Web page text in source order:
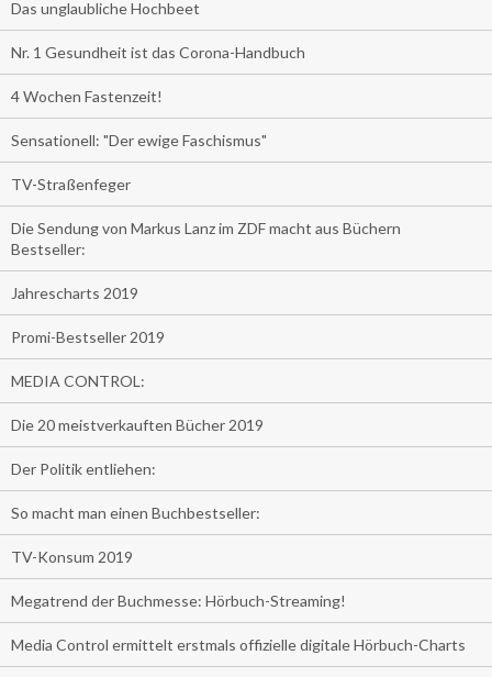
Das unglaubliche Hochbeet
Nr. 1 Gesundheit ist das Corona-Handbuch
4 Wochen Fastenzeit!
Sensationell: "Der ewige Faschismus"
TV-Straßenfeger
Die Sendung von Markus Lanz im ZDF macht aus Büchern
Bestseller:
Jahrescharts 2019
Promi-Bestseller 2019
MEDIA CONTROL:
Die 20 meistverkauften Bücher 2019
Der Politik entliehen:
So macht man einen Buchbestseller:
TV-Konsum 2019
Megatrend der Buchmesse: Hörbuch-Streaming!
Media Control ermittelt erstmals offizielle digitale Hörbuch-Charts